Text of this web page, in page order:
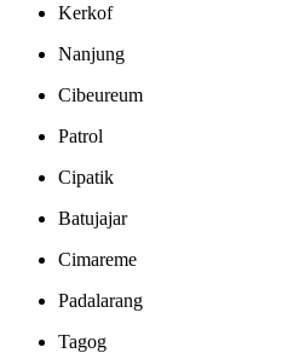
Kerkof
Nanjung
Cibeureum
Patrol
Cipatik
Batujajar
Cimareme
Padalarang
Tagog